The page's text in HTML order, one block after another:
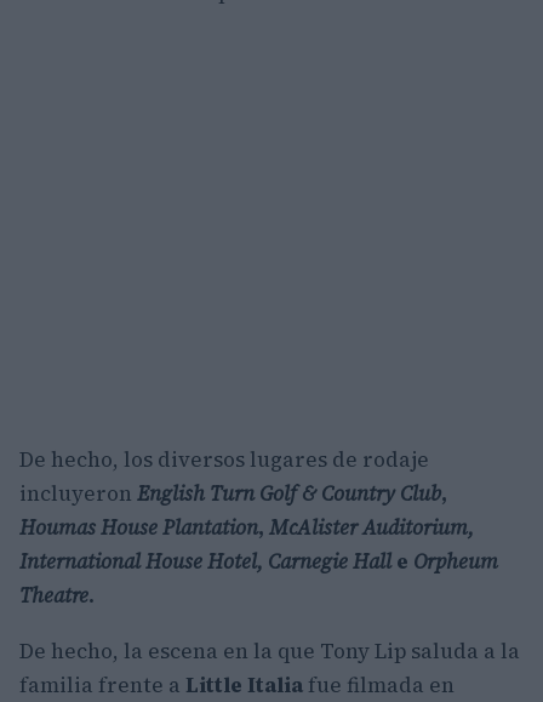
De hecho, los diversos lugares de rodaje
incluyeron English Turn Golf & Country Club,
Houmas House Plantation, McAlister Auditorium,
International House Hotel, Carnegie Halle Orpheum
Theatre.
De hecho, la escena en la que Tony Lip saluda a la
familia frente a Little Italia fue filmada en